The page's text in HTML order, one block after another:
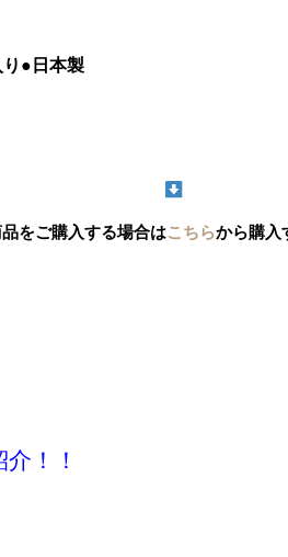
り●日本製
をご購入する場合はこちらから購入
！！